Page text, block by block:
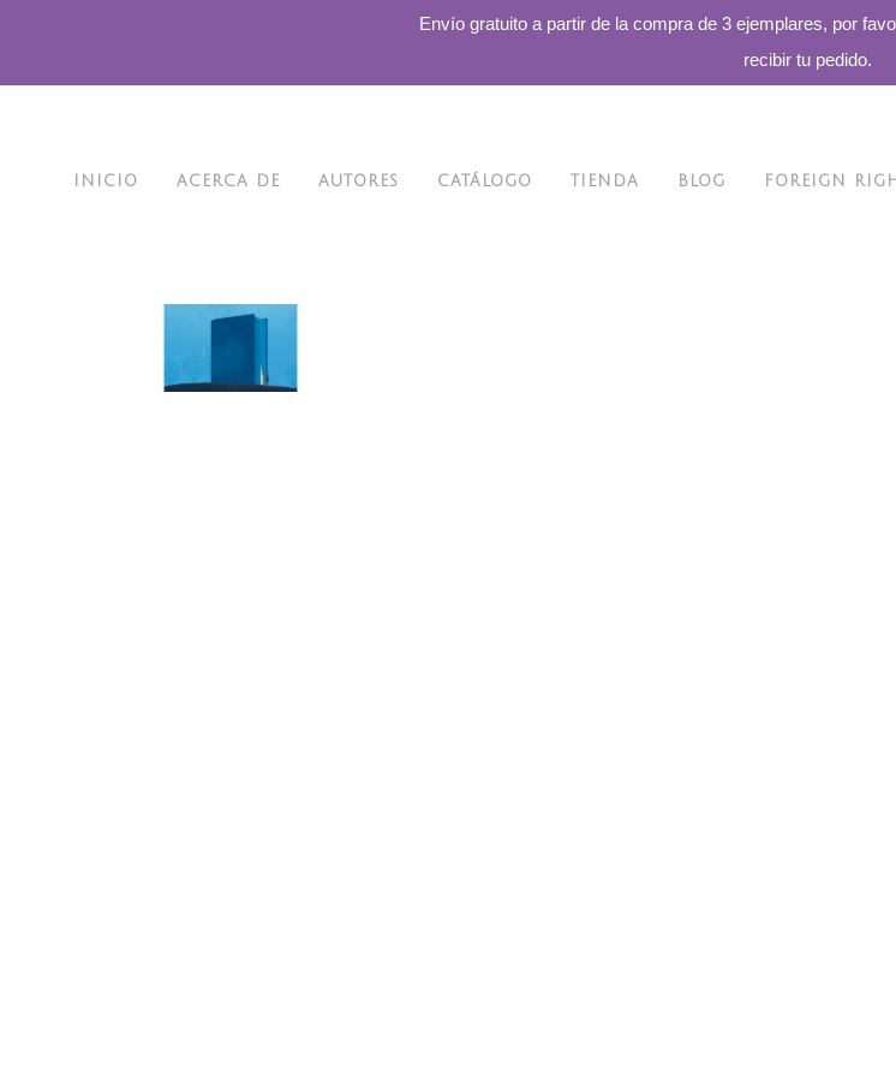
Envío gratuito a partir de la compra de 3 ejemplares, por
recibir tu pedido.
INICIO ACERCA DE AUTORES CATÁLOGO TIENDA BLOG FOREIGN